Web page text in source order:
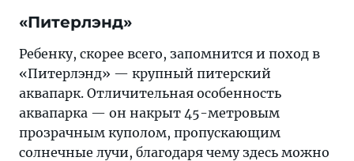
«Питерлэнд»
Ребенку, скорее всего, запомнится и поход в
«Питерлэнд» — крупный питерский
аквапарк. Отличительная особенность
аквапарка — он накрыт 45-метровым
прозрачным куполом, пропускающим
солнечные лучи, благодаря чему здесь можно